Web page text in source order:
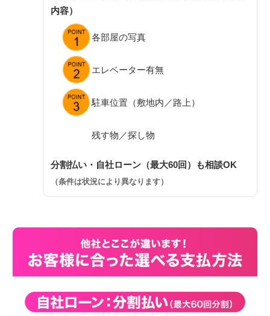
内容）
各部屋の写真
エレベーター有無
駐車位置（敷地内／路上）
残す物／探し物
分割払い・自社ローン（最大60回）も相談OK
（条件は状況により異なります）